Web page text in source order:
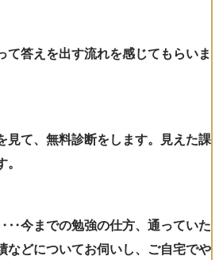
て答えを出す流れを感じてもらいま
見て、無料診断をします。見えた課
今までの勉強の仕方、通っていた
などについてお伺いし、ご自宅でや